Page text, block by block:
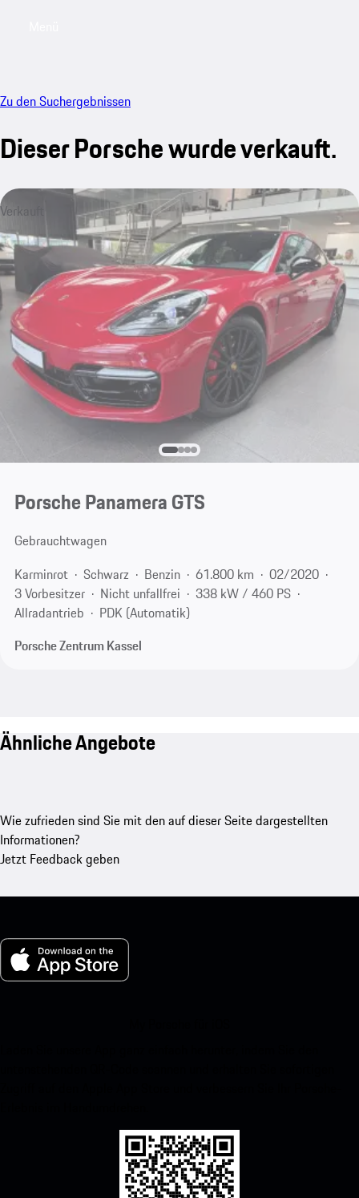
Zu den Suchergebnissen
Dieser Porsche wurde verkauft.
Verkauft
Porsche Panamera GTS
Gebrauchtwagen
Karminrot
Schwarz Benzin 61.800 km
02/2020
3 Vorbesitzer
Nicht unfallfrei
338 kW / 460 PS
Allradantrieb
PDK (Automatik)
Porsche Zentrum Kassel
Ähnliche Angebote
Wie zufrieden sind Sie mit den auf dieser Seite dargestellten
Informationen?
Jetzt Feedback geben